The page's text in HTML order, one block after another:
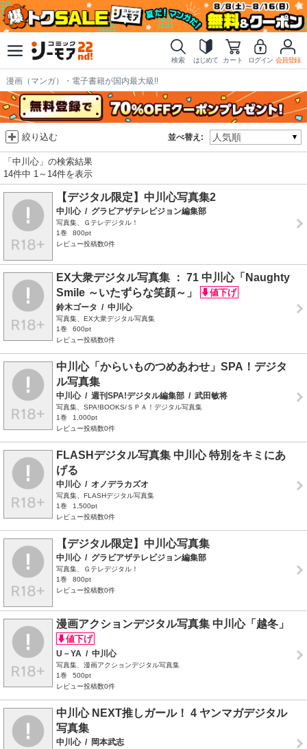
検索 はじめて カート ログイン 会員登録
漫画（マンガ）・電子書籍が国内最大級!!
並べ替え:
絞り込む
「中川心」の検索結果
14件中 1～14件を表示
【デジタル限定】中川心写真集2
中川心 / グラビアザテレビジョン編集部
写真集、Ｇテレデジタル！
1巻
800pt
レビュー投稿数0件
EX大衆デジタル写真集 ： 71 中川心「Naughty
Smile ～いたずらな笑顔～」
鈴木ゴータ / 中川心
写真集、EX大衆デジタル写真集
1巻
600pt
レビュー投稿数0件
中川心「からいものつめあわせ」SPA！デジタ
ル写真集
中川心 / 週刊SPA!デジタル編集部 / 武田敏将
写真集、SPA!BOOKS/ＳＰＡ！デジタル写真集
1巻
1,000pt
レビュー投稿数0件
FLASHデジタル写真集 中川心 特別をキミにあ
げる
中川心 / オノデラカズオ
写真集、FLASHデジタル写真集
1巻
1,500pt
レビュー投稿数0件
【デジタル限定】中川心写真集
中川心 / グラビアザテレビジョン編集部
写真集、Ｇテレデジタル！
1巻
800pt
レビュー投稿数0件
漫画アクションデジタル写真集 中川心「越冬」
U－YA / 中川心
写真集、漫画アクションデジタル写真集
1巻
500pt
レビュー投稿数0件
中川心 NEXT推しガール！ 4 ヤンマガデジタル
写真集
中川心 / 岡本武志